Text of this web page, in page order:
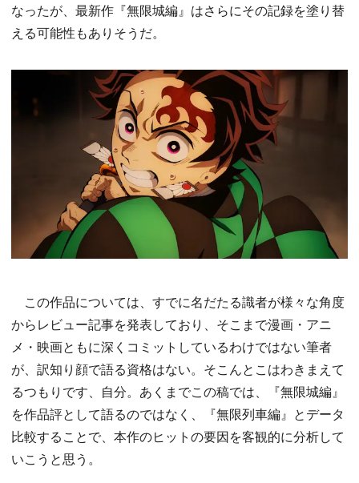
なったが、最新作『無限城編』はさらにその記録を塗り替
える可能性もありそうだ。
この作品については、すでに名だたる識者が様々な角度
からレビュー記事を発表しており、そこまで漫画・アニ
メ・映画ともに深くコミットしているわけではない筆者
が、訳知り顔で語る資格はない。そこんとこはわきまえて
るつもりです、自分。あくまでこの稿では、『無限城編』
を作品評として語るのではなく、『無限列車編』とデータ
比較することで、本作のヒットの要因を客観的に分析して
いこうと思う。